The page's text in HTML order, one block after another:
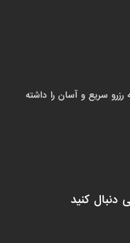
سریع و آسان را داشته
دنبال کنید